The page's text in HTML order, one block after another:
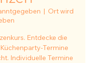
  |
Ort wird
Entdecke die
Termine
Individuelle Termine